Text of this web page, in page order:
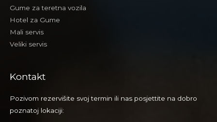
Gume za teretna vozila
Hotel za Gume
Mali servis
Veliki servis
Kontakt
Pozivom rezervišite svoj termin ili nas posjettite na dobro
poznatoj lokaciji: